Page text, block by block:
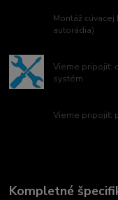
Montáž
autorádia)
Vieme pripojiť:
systém
Vieme pripojiť:
Kompletné